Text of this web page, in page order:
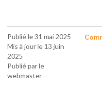
Publié le 31 mai 2025
Mis à jour le 13 juin
2025
Publié par le
webmaster